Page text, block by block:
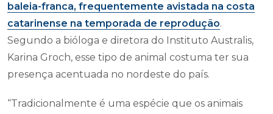
baleia-franca, frequentemente avistada na costa
catarinense na temporada de reprodução.
Segundo a bióloga e diretora do Instituto Australis,
Karina Groch, esse tipo de animal costuma ter sua
presença acentuada no nordeste do país.
“Tradicionalmente é uma espécie que os animais